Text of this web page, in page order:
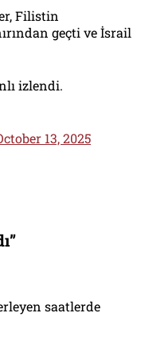
Filistin
geçti ve İsrail
izlendi.
13, 2025
saatlerde